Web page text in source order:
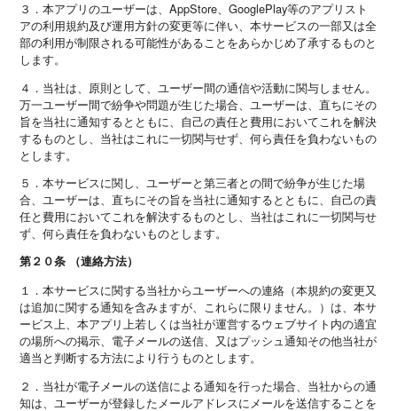
３．本アプリのユーザーは、AppStore、GooglePlay等のアプリスト
アの利用規約及び運用方針の変更等に伴い、本サービスの一部又は全
部の利用が制限される可能性があることをあらかじめ了承するものと
します。
４．当社は、原則として、ユーザー間の通信や活動に関与しません。
万一ユーザー間で紛争や問題が生じた場合、ユーザーは、直ちにその
旨を当社に通知するとともに、自己の責任と費用においてこれを解決
するものとし、当社はこれに一切関与せず、何ら責任を負わないもの
とします。
５．本サービスに関し、ユーザーと第三者との間で紛争が生じた場
合、ユーザーは、直ちにその旨を当社に通知するとともに、自己の責
任と費用においてこれを解決するものとし、当社はこれに一切関与せ
ず、何ら責任を負わないものとします。
第２０条 （連絡方法）
１．本サービスに関する当社からユーザーへの連絡（本規約の変更又
は追加に関する通知を含みますが、これらに限りません。）は、本サ
ービス上、本アプリ上若しくは当社が運営するウェブサイト内の適宜
の場所への掲示、電子メールの送信、又はプッシュ通知その他当社が
適当と判断する方法により行うものとします。
２．当社が電子メールの送信による通知を行った場合、当社からの通
知は、ユーザーが登録したメールアドレスにメールを送信することを